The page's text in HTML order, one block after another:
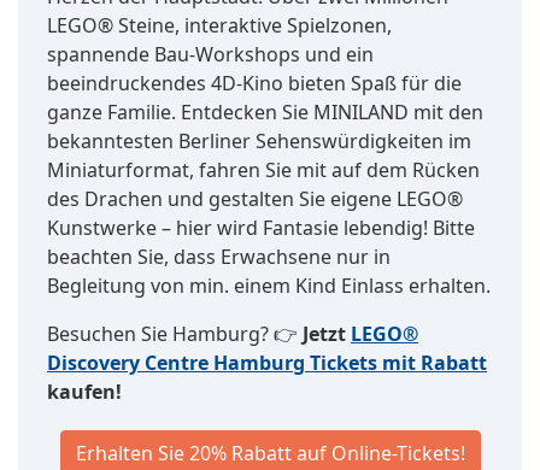
LEGO® Steine, interaktive Spielzonen,
spannende Bau-Workshops und ein
beeindruckendes 4D-Kino bieten Spaß für die
ganze Familie. Entdecken Sie MINILAND mit den
bekanntesten Berliner Sehenswürdigkeiten im
Miniaturformat, fahren Sie mit auf dem Rücken
des Drachen und gestalten Sie eigene LEGO®
Kunstwerke – hier wird Fantasie lebendig! Bitte
beachten Sie, dass Erwachsene nur in
Begleitung von min. einem Kind Einlass erhalten.
Besuchen Sie Hamburg? 👉 Jetzt LEGO®
Discovery Centre Hamburg Tickets mit Rabatt
kaufen!
Erhalten Sie 20% Rabatt auf Online-Tickets!